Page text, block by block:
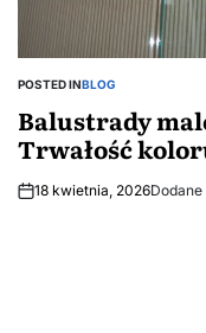
POSTED INBLOG
Balustrady
Trwałość
18 kwietnia, 2026